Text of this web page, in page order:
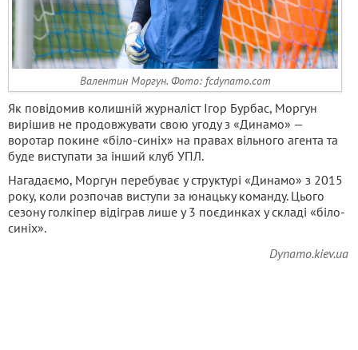
Валентин Моргун. Фото: fcdynamo.com
Як повідомив колишній журналіст Ігор Бурбас, Моргун
вирішив не продовжувати свою угоду з «Динамо» —
воротар покине «біло-синіх» на правах вільного агента та
буде виступати за інший клуб УПЛ.
Нагадаємо, Моргун перебуває у структурі «Динамо» з 2015
року, коли розпочав виступи за юнацьку команду. Цього
сезону голкіпер відіграв лише у 3 поєдинках у складі «біло-
синіх».
Dynamo.kiev.ua